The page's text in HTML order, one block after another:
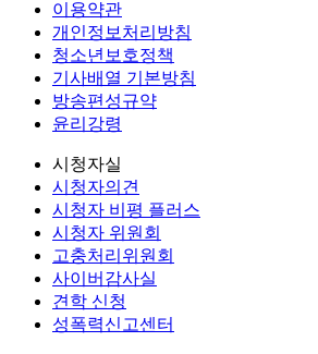
이용약관
개인정보처리방침
청소년보호정책
기사배열 기본방침
방송편성규약
윤리강령
시청자실
시청자의견
시청자 비평 플러스
시청자 위원회
고충처리위원회
사이버감사실
견학 신청
성폭력신고센터